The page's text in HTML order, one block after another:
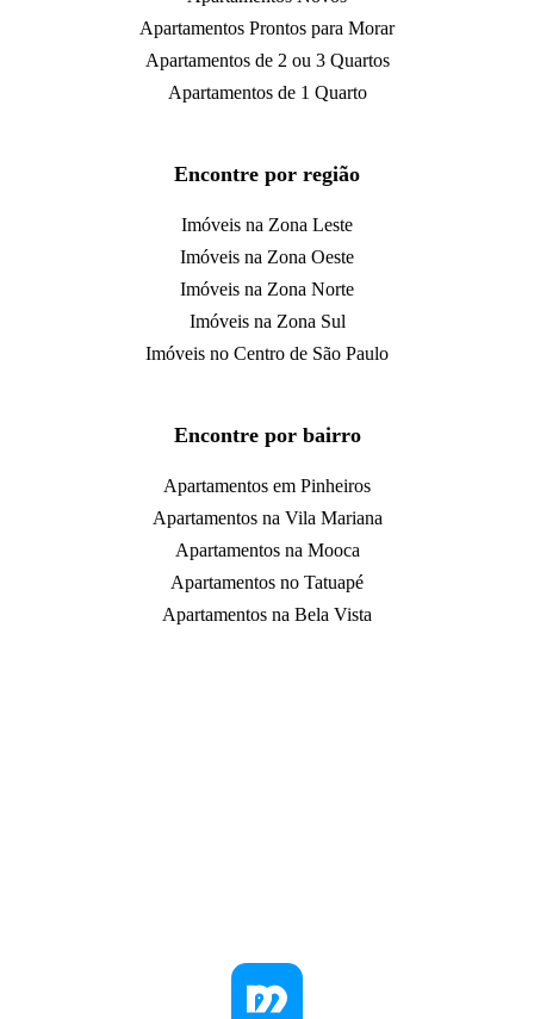
Apartamentos Prontos para Morar
Apartamentos de 2 ou 3 Quartos
Apartamentos de 1 Quarto
Encontre por região
Imóveis na Zona Leste
Imóveis na Zona Oeste
Imóveis na Zona Norte
Imóveis na Zona Sul
Imóveis no Centro de São Paulo
Encontre por bairro
Apartamentos em Pinheiros
Apartamentos na Vila Mariana
Apartamentos na Mooca
Apartamentos no Tatuapé
Apartamentos na Bela Vista